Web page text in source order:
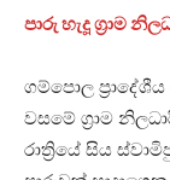
පාරු හැදූ ග්‍රාම
ගම්පොල
වසමේ ග්‍රාම
රාත්‍රියේ සිය